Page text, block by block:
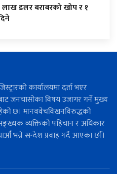
डलर बराबरको खोप र १
कार्यालयमा दर्ता भएर
जनचासोका विषय उजागर गर्ने मुख्य
छ। मानववेचविखनविरुद्धको
व्यक्तिको पहिचान र अधिकार
भन्ने सन्देश प्रवाह गर्दै आएका छौँ।